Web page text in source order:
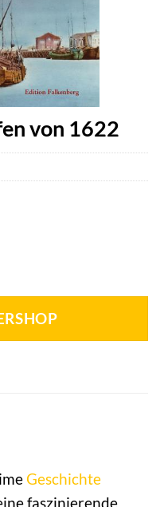
von 1622
Geschichte
faszinierende